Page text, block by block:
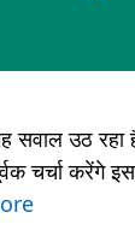
उठ रहा
चर्चा